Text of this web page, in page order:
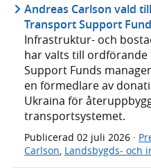
Andreas Carlson vald
Transport Support Fund
Infrastruktur- och
har valts till
Support Funds
en förmedlare av
Ukraina för
transportsystemet.
Publicerad 02 juli 2026 ·
Carlson Landsbygds- och